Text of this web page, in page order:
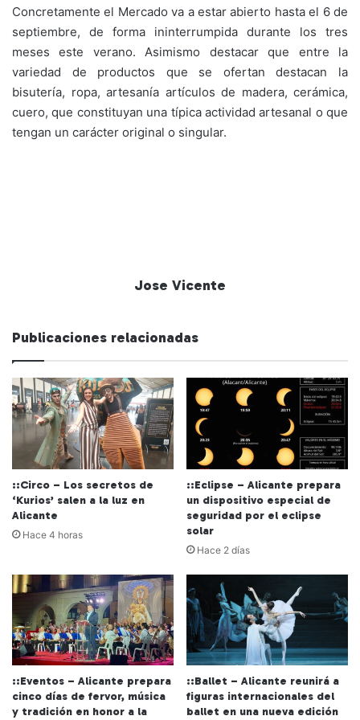
Concretamente el Mercado va a estar abierto hasta el 6 de
septiembre, de forma ininterrumpida durante los tres
meses este verano. Asimismo destacar que entre la
variedad de productos que se ofertan destacan la
bisutería, ropa, artesanía artículos de madera, cerámica,
cuero, que constituyan una típica actividad artesanal o que
tengan un carácter original o singular.
Jose Vicente
Publicaciones relacionadas
::Circo – Los secretos de
‘Kurios’ salen a la luz en
Alicante
Hace 4 horas
::Eclipse – Alicante prepara
un dispositivo especial de
seguridad por el eclipse
solar
Hace 2 días
::Eventos – Alicante prepara
cinco días de fervor, música
y tradición en honor a la
::Ballet – Alicante reunirá a
figuras internacionales del
ballet en una nueva edición